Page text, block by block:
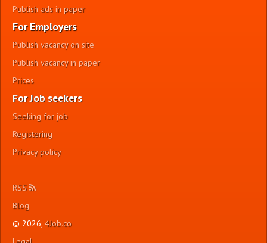
Publish ads in paper
For Employers
Publish vacancy on site
Publish vacancy in paper
Prices
For Job seekers
Seeking for job
Registering
Privacy policy
RSS
Blog
© 2026, 4Job.co